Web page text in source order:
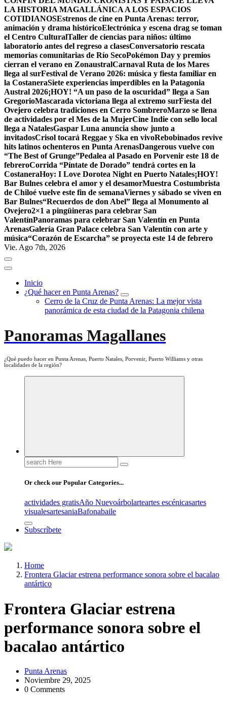
LA HISTORIA MAGALLÁNICA A LOS ESPACIOS
COTIDIANOSEstrenos de cine en Punta Arenas: terror,
animación y drama históricoElectrónica y escena drag se toman
el Centro CulturalTaller de ciencias para niños: último
laboratorio antes del regreso a clasesConversatorio rescata
memorias comunitarias de Río SecoPokémon Day y premios
cierran el verano en ZonaustralCarnaval Ruta de los Mares
llega al surFestival de Verano 2026: música y fiesta familiar en
la CostaneraSiete experiencias imperdibles en la Patagonia
Austral 2026¡HOY! “A un paso de la oscuridad” llega a San
GregorioMascarada victoriana llega al extremo surFiesta del
Ovejero celebra tradiciones en Cerro SombreroMarzo se llena
de actividades por el Mes de la MujerCine Indie con sello local
llega a NatalesGaspar Luna anuncia show junto a
invitadosCrisol tocará Reggae y Ska en vivoRebobinados revive
hits latinos ochenteros en Punta ArenasDangerous vuelve con
“The Best of Grunge”Pedalea al Pasado en Porvenir este 18 de
febreroCorrida “Píntate de Dorado” tendrá cortes en la
CostaneraHoy: I Love Dorotea Night en Puerto Natales¡HOY!
Bar Bulnes celebra el amor y el desamorMuestra Costumbrista
de Chiloé vuelve este fin de semanaViernes y sábado se viven en
Bar Bulnes“Recuerdos de don Abel” llega al Monumento al
Ovejero2×1 a pingüineras para celebrar San
ValentínPanoramas para celebrar San Valentín en Punta
ArenasGalería Gran Palace celebra San Valentín con arte y
música“Corazón de Escarcha” se proyecta este 14 de febrero
Vie. Ago 7th, 2026
Inicio
¿Qué hacer en Punta Arenas?
Cerro de la Cruz de Punta Arenas: La mejor vista
panorámica de esta ciudad de la Patagonia chilena
Panoramas Magallanes
¿Qué puedo hacer en Punta Arenas, Puerto Natales, Porvenir, Puerto Williams y otras
localidades de la región?
Search
for:
Or check our Popular Categories...
actividades gratisAño Nuevoárbolarteartes escénicasartes
visualesartesaniaBafonabaile
Subscríbete
Home
Frontera Glaciar estrena performance sonora sobre el bacalao
antártico
Frontera Glaciar estrena
performance sonora sobre el
bacalao antártico
Punta Arenas
Noviembre 29, 2025
0 Comments